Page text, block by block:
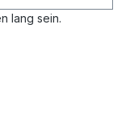
lang sein.